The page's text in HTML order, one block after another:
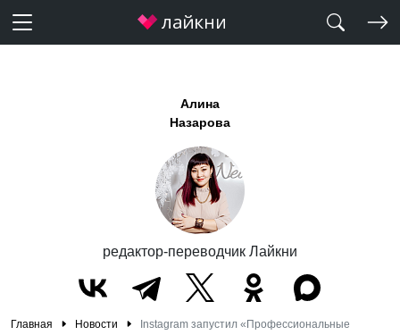
Алина
Назарова
редактор-переводчик Лайкни
Главная Новости
Instagram запустил «Профессиональные